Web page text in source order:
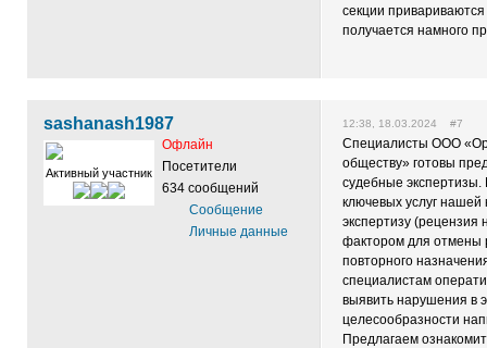
секции
получается намного
sashanash1987
Активный участник
Офлайн
Посетители
634 сообщений
Сообщение
Личные данные
12:38, 18.03.2024 #7
Специалисты ООО
обществу» готовы
судебные экспертизы.
ключевых услуг
экспертизу (рецензия
фактором для отмены
повторного
специалистам
выявить нарушения в
целесообразности
Предлагаем